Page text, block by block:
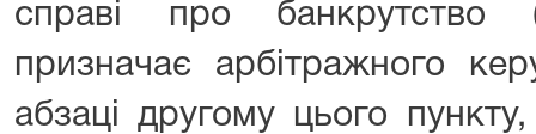
справі про банкрутство
призначає арбітражного
абзаці другому цього